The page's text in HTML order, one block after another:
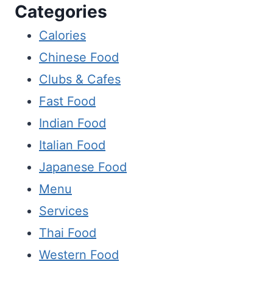
Categories
Calories
Chinese Food
Clubs & Cafes
Fast Food
Indian Food
Italian Food
Japanese Food
Menu
Services
Thai Food
Western Food